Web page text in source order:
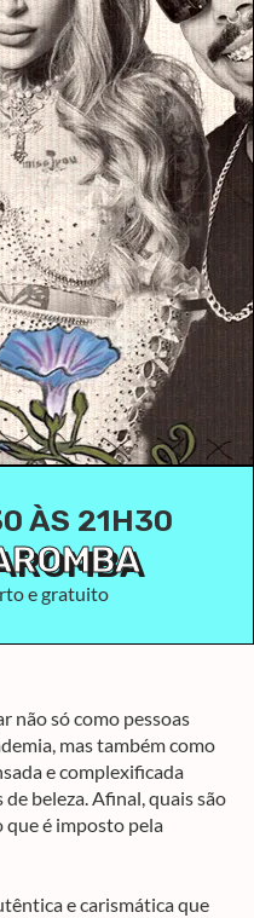
ÀS 21H30
e gratuito
não só como pessoas
mas também como
e complexificada
beleza. Afinal, quais são
é imposto pela
e carismática que